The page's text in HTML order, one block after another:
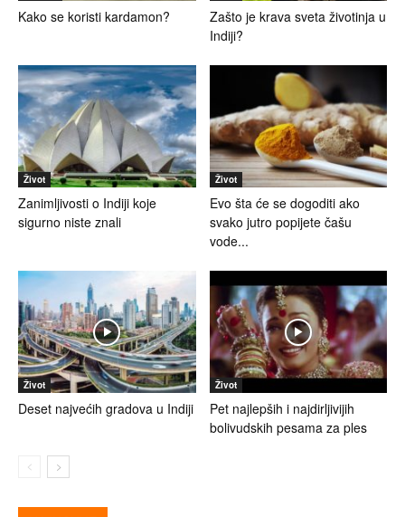
Kako se koristi kardamon?
Zašto je krava sveta životinja u
Indiji?
Život
Zanimljivosti o Indiji koje
sigurno niste znali
Život
Evo šta će se dogoditi ako
svako jutro popijete čašu
vode...
Život
Deset najvećih gradova u Indiji
Život
Pet najlepših i najdirljivijih
bolivudskih pesama za ples